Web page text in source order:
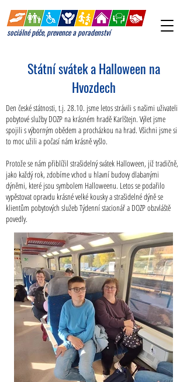
sociálné péče, prevence a poradenství
Státní svátek a Halloween na
Hvozdech
Den české státnosti, t.j. 28.10. jsme letos strávili s našimi uživateli
pobytové služby DOZP na krásném hradě Karlštejn. Výlet jsme
spojili s výborným obědem a procházkou na hrad. Všichni jsme si
to moc užili a počasí nám krásně vyšlo.
Protože se nám přiblížil strašidelný svátek Halloween, již tradičně,
jako každý rok, zdobíme vchod u hlavní budovy dlabanými
dýněmi, které jsou symbolem Halloweenu. Letos se podařilo
vypěstovat opravdu krásné velké kousky a strašidelné dýně se
klientům pobytových služeb Týdenní stacionář a DOZP obzvláště
povedly.